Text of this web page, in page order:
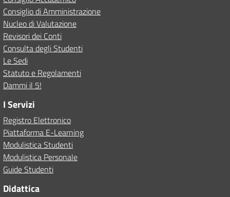
Consiglio di Amministrazione
Nucleo di Valutazione
Revisori dei Conti
Consulta degli Studenti
Le Sedi
Statuto e Regolamenti
Dammi il 5!
I Servizi
Registro Elettronico
Piattaforma E-Learning
Modulistica Studenti
Modulistica Personale
Guide Studenti
Didattica